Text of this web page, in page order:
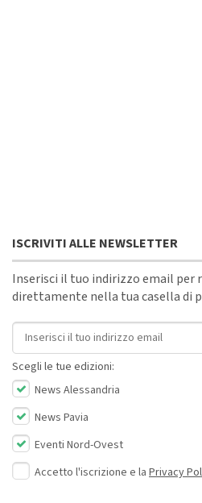
ISCRIVITI ALLE NEWSLETTER
Inserisci il tuo indirizzo email per
direttamente nella tua casella di
Indirizzo email
Scegli le tue edizioni:
News Alessandria
News Pavia
Eventi Nord-Ovest
Accetto l'iscrizione e la Privacy